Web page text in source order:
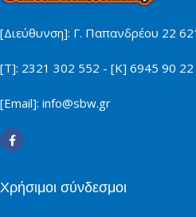
[Διεύθυνση]: Γ. Παπανδρέου 22
[Τ]: 2321 302 552 - [Κ] 6945 90 22
[Email]: info@sbw.gr
Χρήσιμοι σύνδεσμοι